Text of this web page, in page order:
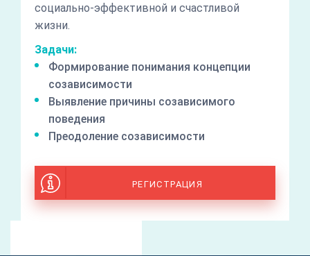
социально-эффективной и счастливой
жизни.
Задачи:
Формирование понимания концепции
созависимости
Выявление причины созависимого
поведения
Преодоление созависимости
РЕГИСТРАЦИЯ